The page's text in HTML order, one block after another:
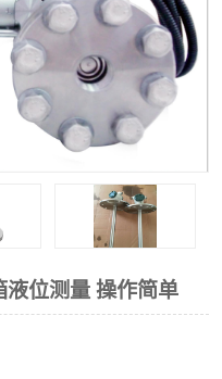
液位测量 操作简单
物位计
测漏仪
锅炉水位计
加油站液位仪